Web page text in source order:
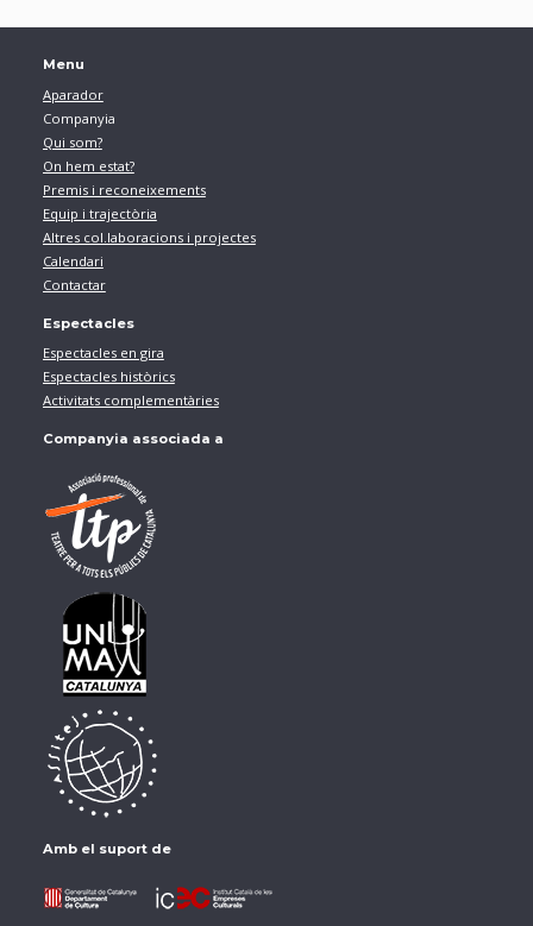
Menu
Aparador
Companyia
Qui som?
On hem estat?
Premis i reconeixements
Equip i trajectòria
Altres col.laboracions i projectes
Calendari
Contactar
Espectacles
Espectacles en gira
Espectacles històrics
Activitats complementàries
Companyia associada a
Amb el suport de